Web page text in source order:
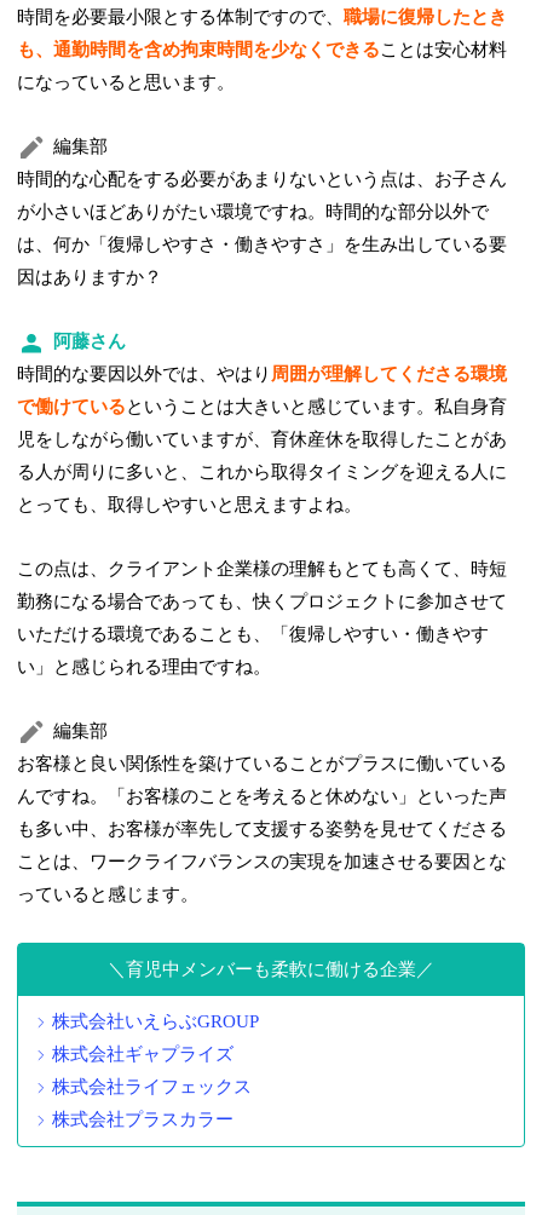
時間を必要最小限とする体制ですので、職場に復帰したとき
も、通勤時間を含め拘束時間を少なくできることは安心材料
になっていると思います。
編集部
時間的な心配をする必要があまりないという点は、お子さん
が小さいほどありがたい環境ですね。時間的な部分以外で
は、何か「復帰しやすさ・働きやすさ」を生み出している要
因はありますか？
阿藤さん
時間的な要因以外では、やはり 周囲が理解してくださる環境
で働けているということは大きいと感じています。私自身育
児をしながら働いていますが、育休産休を取得したことがあ
る人が周りに多いと、これから取得タイミングを迎える人に
とっても、取得しやすいと思えますよね。
この点は、クライアント企業様の理解もとても高くて、時短
勤務になる場合であっても、快くプロジェクトに参加させて
いただける環境であることも、「復帰しやすい・働きやす
い」と感じられる理由ですね。
編集部
お客様と良い関係性を築けていることがプラスに働いている
んですね。「お客様のことを考えると休めない」といった声
も多い中、お客様が率先して支援する姿勢を見せてくださる
ことは、ワークライフバランスの実現を加速させる要因とな
っていると感じます。
育児中メンバーも柔軟に働ける企業
株式会社いえらぶGROUP
株式会社ギャプライズ
株式会社ライフェックス
株式会社プラスカラー